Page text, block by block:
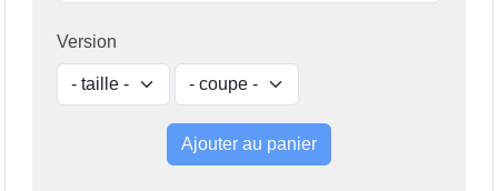
Version
Ajouter au panier